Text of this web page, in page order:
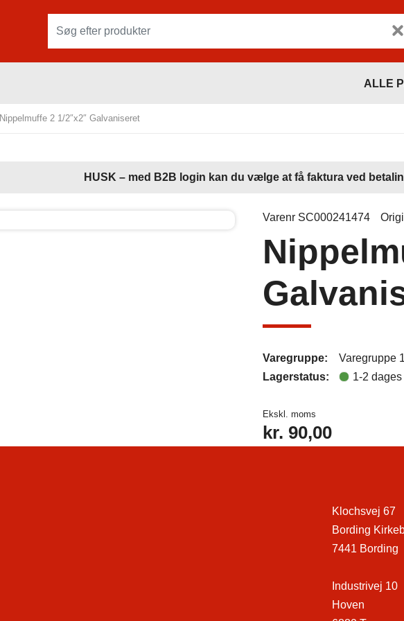
ALLE
Nippelmuffe 2 1/2″x2″ Galvaniseret
HUSK – med B2B login kan du vælge at få faktura ved
Varenr SC000241474
Varegruppe:
Varegruppe 1
Lagerstatus:
1-2
Ekskl. moms
kr. 90,00
Klochsvej 67
Bording
7441 Bording
Industrivej 10
Hoven